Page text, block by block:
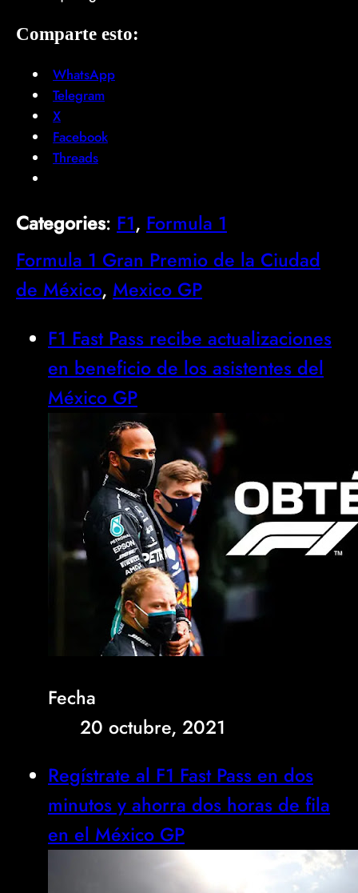
Comparte esto:
WhatsApp
Telegram
X
Facebook
Threads
Categories: F1, Formula 1
Formula 1 Gran Premio de la Ciudad
de México, Mexico GP
F1 Fast Pass recibe actualizaciones
en beneficio de los asistentes del
México GP
Fecha
20 octubre, 2021
Regístrate al F1 Fast Pass en dos
minutos y ahorra dos horas de fila
en el México GP